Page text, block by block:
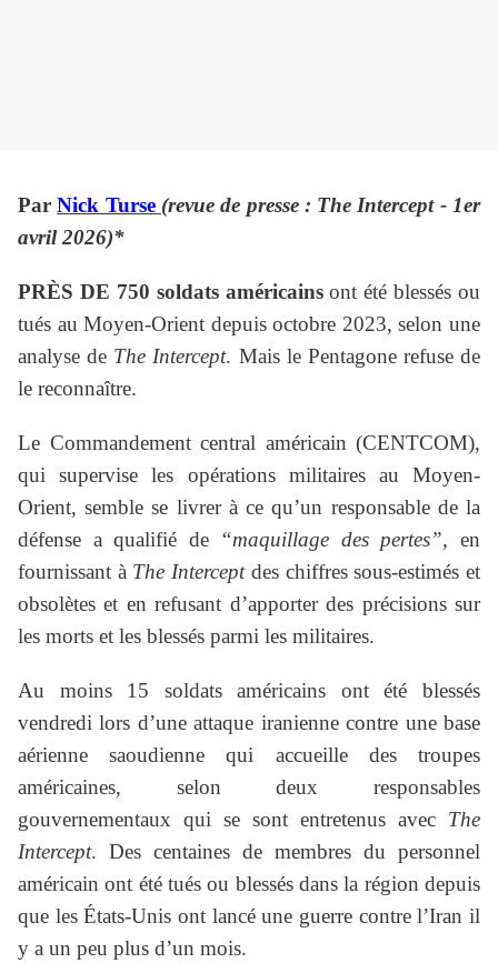
ParNick Turse (revue de presse : The Intercept - 1er
avril 2026)*
PRÈS DE 750 soldats américainsont été blessés ou
tués au Moyen-Orient depuis octobre 2023, selon une
analyse de The Intercept. Mais le Pentagone refuse de
le reconnaître.
Le Commandement central américain (CENTCOM),
qui supervise les opérations militaires au Moyen-
Orient, semble se livrer à ce qu’un responsable de la
défense a qualifié de “maquillage des pertes”, en
fournissant à The Interceptdes chiffres sous-estimés et
obsolètes et en refusant d’apporter des précisions sur
les morts et les blessés parmi les militaires.
Au moins 15 soldats américains ont été blessés
vendredi lors d’une attaque iranienne contre une base
aérienne saoudienne qui accueille des troupes
américaines, selon deux responsables
gouvernementaux qui se sont entretenus avec The
Intercept. Des centaines de membres du personnel
américain ont été tués ou blessés dans la région depuis
que les États-Unis ont lancé une guerre contre l’Iran il
y a un peu plus d’un mois.